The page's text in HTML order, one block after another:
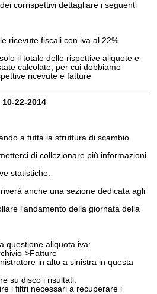
corrispettivi dettagliare i seguenti
ricevute fiscali con iva al 22%
il totale delle rispettive aliquote e
calcolate, per cui dobbiamo
ricevute e fatture
10-22-2014
a tutta la struttura di scambio
di collezionare più informazioni
statistiche.
anche una sezione dedicata agli
l'andamento della giornata della
questione aliquota iva:
>Fatture
in alto a sinistra in questa
su disco i risultati.
i filtri necessari a recuperare i